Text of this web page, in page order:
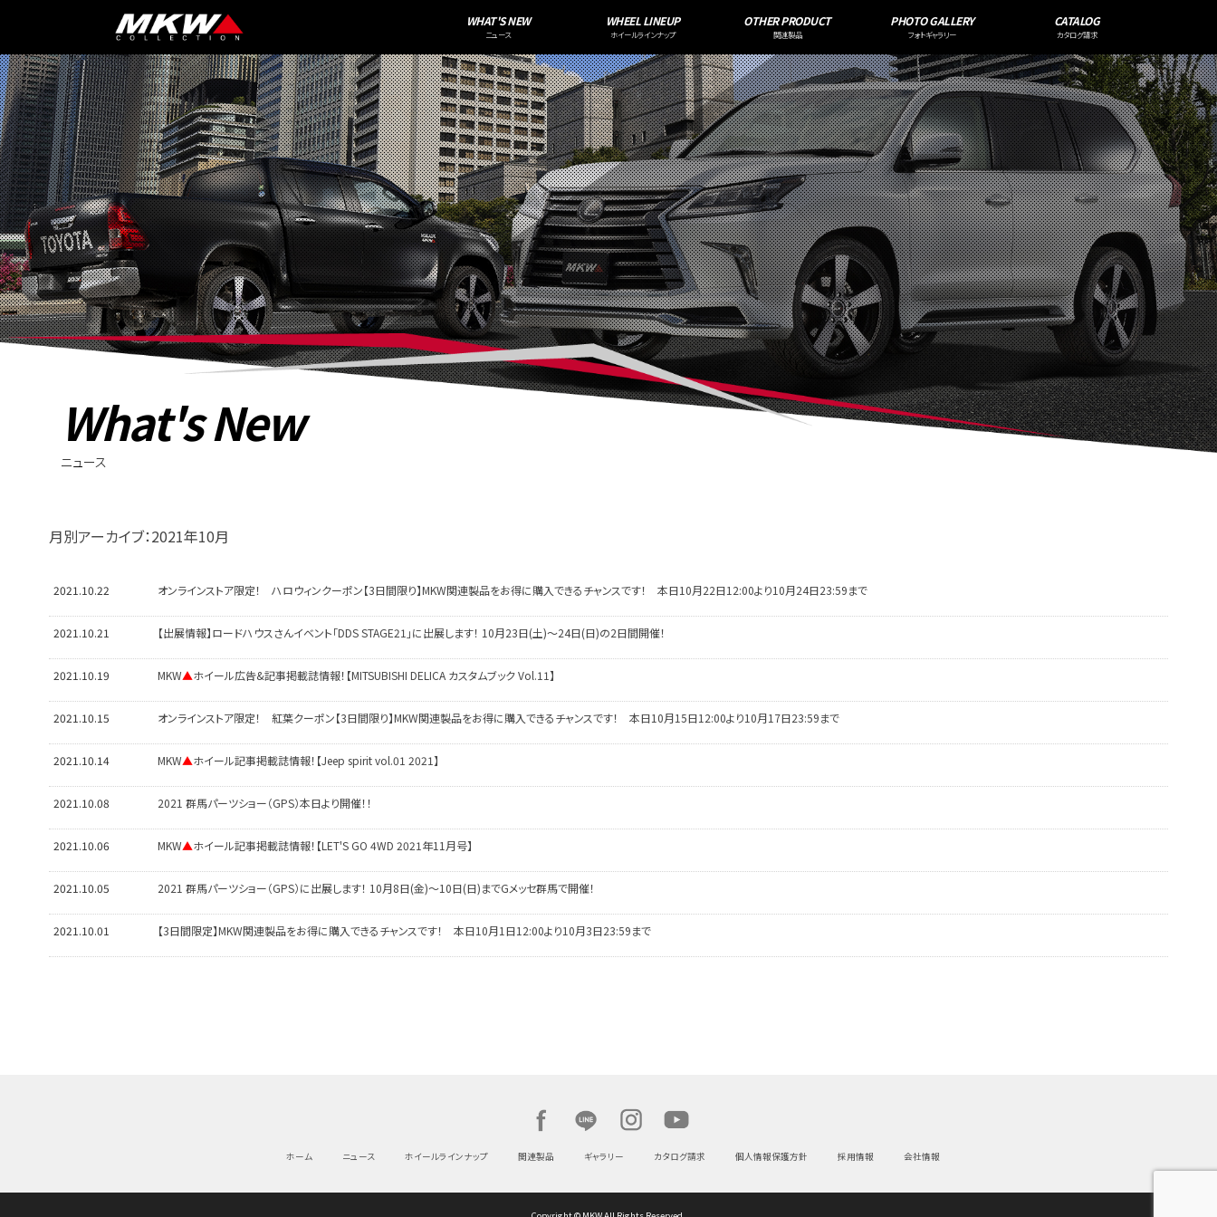
WHAT'S NEW
ニュース
WHEEL LINEUP
ホイールラインナップ
OTHER PRODUCT
関連製品
PHOTO GALLERY
フォトギャラリー
CATALOG
カタログ請求
What's New
ニュース
月別アーカイブ：2021年10月
2021.10.22 オンラインストア限定！ ハロウィンクーポン【3日間限り】MKW関連製品をお得に購入できるチャンスです！ 本日10月22日12:00より10月24日23:59まで
2021.10.21 【出展情報】ロードハウスさんイベント「DDS STAGE21」に出展します！ 10月23日(土)～24日(日)の2日間開催！
2021.10.19 MKW▲ホイール広告&記事掲載誌情報！【MITSUBISHI DELICA カスタムブック Vol.11】
2021.10.15 オンラインストア限定！ 紅葉クーポン【3日間限り】MKW関連製品をお得に購入できるチャンスです！ 本日10月15日12:00より10月17日23:59まで
2021.10.14 MKW▲ホイール記事掲載誌情報！【Jeep spirit vol.01 2021】
2021.10.08 2021 群馬パーツショー（GPS）本日より開催！！
2021.10.06 MKW▲ホイール記事掲載誌情報！【LET'S GO 4WD 2021年11月号】
2021.10.05 2021 群馬パーツショー（GPS）に出展します！ 10月8日(金)～10日(日)までGメッセ群馬で開催！
2021.10.01 【3日間限定】MKW関連製品をお得に購入できるチャンスです！ 本日10月1日12:00より10月3日23:59まで
ホーム ニュース ホイールラインナップ 関連製品 ギャラリー カタログ請求 個人情報保護方針 採用情報 会社情報